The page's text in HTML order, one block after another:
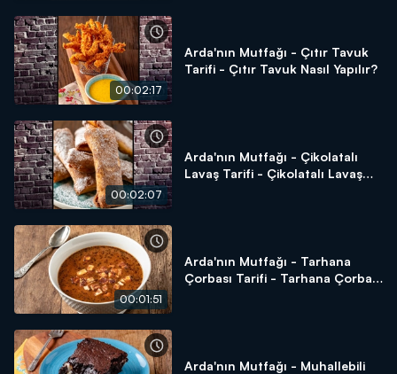
00:02:17
Arda'nın Mutfağı - Çıtır Tavuk
Tarifi - Çıtır Tavuk Nasıl Yapılır?
00:02:07
Arda'nın Mutfağı - Çikolatalı
Lavaş Tarifi - Çikolatalı Lavaş
00:01:51
Arda'nın Mutfağı - Tarhana
Çorbası Tarifi - Tarhana Çorbası
Arda'nın Mutfağı - Muhallebili